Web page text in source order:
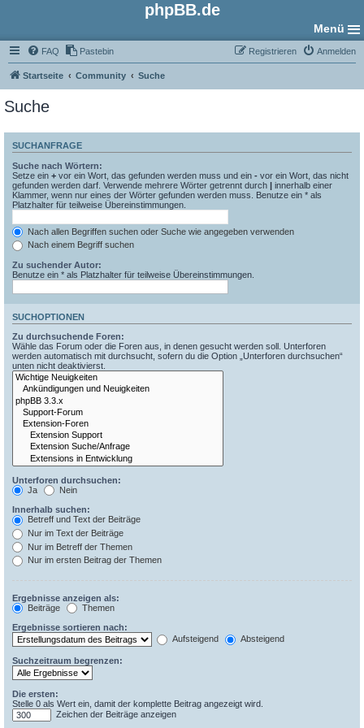
phpBB.de
Menü
FAQ Pastebin Anmelden
Registrieren
Startseite Community Suche
Suche
SUCHANFRAGE
Suche nach Wörtern:
Setze ein + vor ein Wort, das gefunden werden muss und ein - vor ein Wort, das nicht
gefunden werden darf. Verwende mehrere Wörter getrennt durch | innerhalb einer
Klammer, wenn nur eines der Wörter gefunden werden muss. Benutze ein * als
Platzhalter für teilweise Übereinstimmungen.
Nach allen Begriffen suchen oder Suche wie angegeben verwenden
Nach einem Begriff suchen
Zu suchender Autor:
Benutze ein * als Platzhalter für teilweise Übereinstimmungen.
SUCHOPTIONEN
Zu durchsuchende Foren:
Wähle das Forum oder die Foren aus, in denen gesucht werden soll. Unterforen
werden automatisch mit durchsucht, sofern du die Option „Unterforen durchsuchen“
unten nicht deaktivierst.
Unterforen durchsuchen:
Ja
Nein
Innerhalb suchen:
Betreff und Text der Beiträge
Nur im Text der Beiträge
Nur im Betreff der Themen
Nur im ersten Beitrag der Themen
Ergebnisse anzeigen als:
Beiträge
Themen
Ergebnisse sortieren nach:
Aufsteigend
Absteigend
Suchzeitraum begrenzen:
Die ersten:
Stelle 0 als Wert ein, damit der komplette Beitrag angezeigt wird.
Zeichen der Beiträge anzeigen